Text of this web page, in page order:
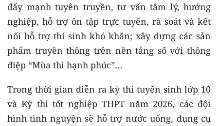
đẩy mạnh tuyên truyền, tư vấn tâm lý, hướng
nghiệp, hỗ trợ ôn tập trực tuyến, rà soát và kết
nối hỗ trợ thí sinh khó khăn; xây dựng các sản
phẩm truyền thông trên nền tảng số với thông
điệp “Mùa thi hạnh phúc”…
Trong thời gian diễn ra kỳ thi tuyển sinh lớp 10
và Kỳ thi tốt nghiệp THPT năm 2026, các đội
hình tình nguyện sẽ hỗ trợ nước uống, dụng cụ